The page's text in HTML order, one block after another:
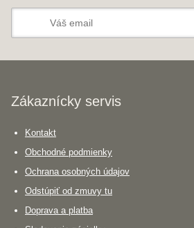
Zákaznícky servis
Kontakt
Obchodné podmienky
Ochrana osobných údajov
Odstúpiť od zmuvy tu
Doprava a platba